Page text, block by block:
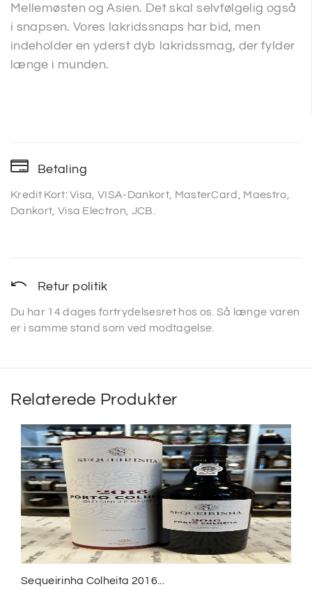
Mellemøsten og Asien. Det skal selvfølgelig også
i snapsen. Vores lakridssnaps har bid, men
indeholder en yderst dyb lakridssmag, der fylder
længe i munden.
Betaling
Kredit Kort: Visa, VISA-Dankort, MasterCard, Maestro,
Dankort, Visa Electron, JCB.
Retur politik
Du har 14 dages fortrydelsesret hos os. Så længe varen
er i samme stand som ved modtagelse.
Relaterede Produkter
Sequeirinha Colheita 2016...